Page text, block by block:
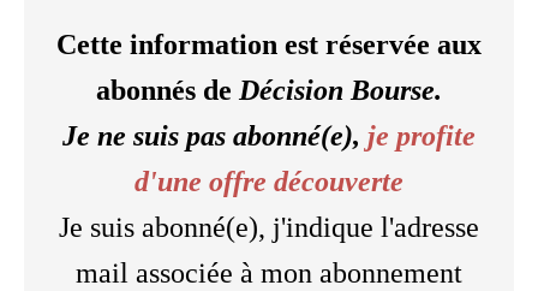
Cette information est réservée aux
abonnés de Décision Bourse.
Je ne suis pas abonné(e), je profite
d'une offre découverte
Je suis abonné(e), j'indique l'adresse
mail associée à mon abonnement